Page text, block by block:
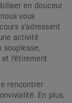
en douceur
vous
s'adressent
activité
souplesse,
l'étirement
rencontrer
En plus,